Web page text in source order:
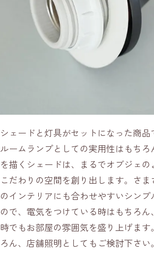
シェードと灯具がセットになった商品
ルームランプとしての実用性はもちろ
を描くシェードは、まるでオブジェ
こだわりの空間を創り出します。さま
のインテリアにも合わせやすいシンプ
ので、電気をつけている時はもちろん
時でもお部屋の雰囲気を盛り上げます
ろん、店舗照明としてもご検討下さい。